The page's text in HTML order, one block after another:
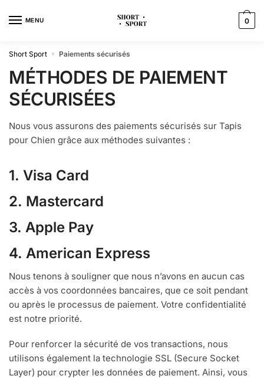
MENU 0
Short Sport » Paiements sécurisés
MÉTHODES DE PAIEMENT
SÉCURISÉES
Nous vous assurons des paiements sécurisés sur Tapis
pour Chien grâce aux méthodes suivantes :
1. Visa Card
2. Mastercard
3. Apple Pay
4. American Express
Nous tenons à souligner que nous n’avons en aucun cas
accès à vos coordonnées bancaires, que ce soit pendant
ou après le processus de paiement. Votre confidentialité
est notre priorité.
Pour renforcer la sécurité de vos transactions, nous
utilisons également la technologie SSL (Secure Socket
Layer) pour crypter les données de paiement. Ainsi, vous